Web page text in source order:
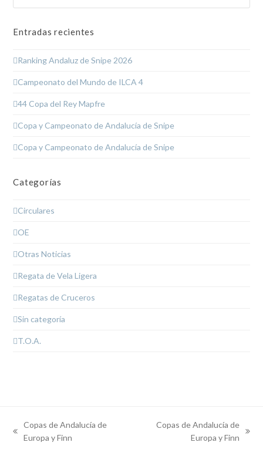
Entradas recientes
Ranking Andaluz de Snipe 2026
Campeonato del Mundo de ILCA 4
44 Copa del Rey Mapfre
Copa y Campeonato de Andalucía de Snipe
Copa y Campeonato de Andalucía de Snipe
Categorías
Circulares
OE
Otras Noticias
Regata de Vela Ligera
Regatas de Cruceros
Sin categoría
T.O.A.
previous
Copas de Andalucía de
Europa y Finn
Copas de Andalucía de
Europa y Finn